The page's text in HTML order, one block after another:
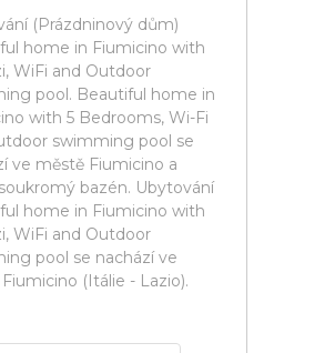
(Prázdninový dům)
home in Fiumicino with
WiFi and Outdoor
pool. Beautiful home in
with 5 Bedrooms, Wi-Fi
swimming pool se
ve městě Fiumicino a
bazén. Ubytování
home in Fiumicino with
WiFi and Outdoor
pool se nachází ve
(Itálie - Lazio).